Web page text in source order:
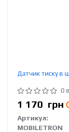
Датчик тиску в
0
1 170 грн
Артикул:
MOBILETRON